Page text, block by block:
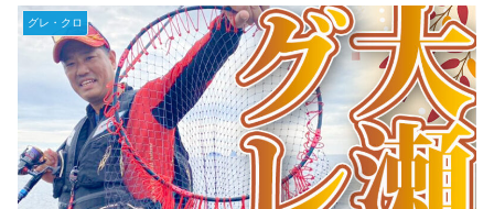
グレ・クロ